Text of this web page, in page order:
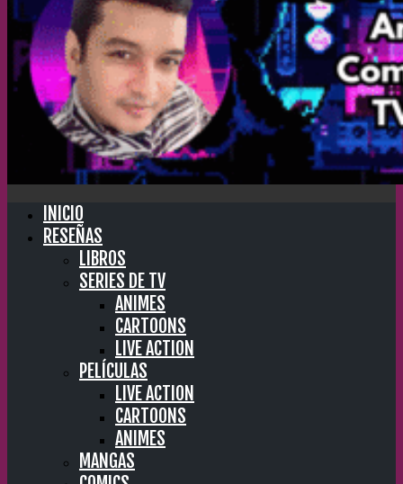
INICIO
RESEÑAS
LIBROS
SERIES DE TV
ANIMES
CARTOONS
LIVE ACTION
PELÍCULAS
LIVE ACTION
CARTOONS
ANIMES
MANGAS